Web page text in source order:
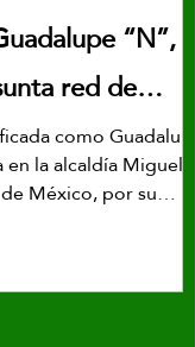
“N”,
red de
hidrocarburos
como Guadalupe
la alcaldía Miguel
México, por su